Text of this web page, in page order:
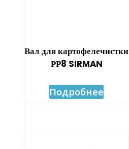
Вал для картофелечистки
РР8 SIRMAN
Подробнее